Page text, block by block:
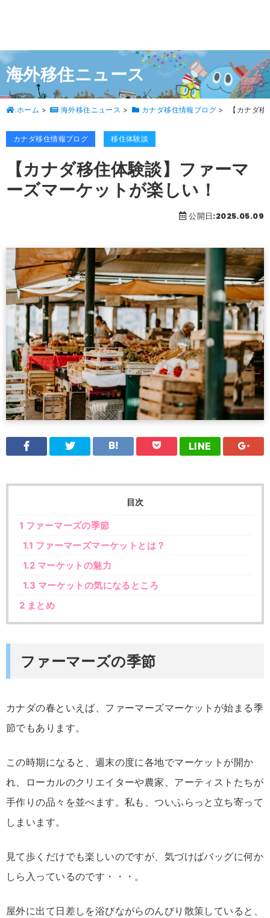
海外移住ニュース
ホーム > 海外移住ニュース > カナダ移住情報ブログ > 【カナダ
カナダ移住情報ブログ 移住体験談
【カナダ移住体験談】ファーマ
ーズマーケットが楽しい！
公開日:2025.05.09
LINE
目次
1 ファーマーズの季節
1.1 ファーマーズマーケットとは？
1.2 マーケットの魅力
1.3 マーケットの気になるところ
2 まとめ
ファーマーズの季節
カナダの春といえば、ファーマーズマーケットが始まる季
節でもあります。
この時期になる と、 週末の度に各地でマーケット が開か
れ、
ローカルのクリ エイ ターや農家、 アーティスト たち が
手作りの品々 を並べ ます。私も 、ついふらっと 立ち寄って
しま い ます。
見て歩く だけでも楽 しいのですが、 気づけばバッグに何か
しら 入 っているのです・・・。
屋外に出 て 日差し を浴びながらのんびり散策していると 、